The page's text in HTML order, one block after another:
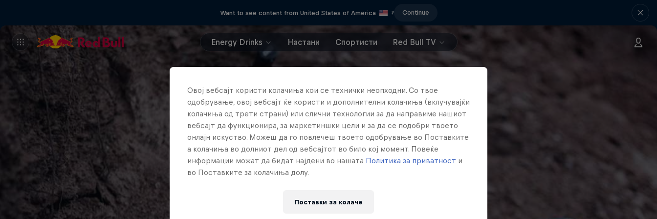
Want to see content from United States of America ? Continue
Energy Drinks Настани Спортисти Red Bull TV
Овој вебсајт користи колачиња кои се технички неопходни. Со твое
одобрување, овој вебсајт ќе користи и дополнителни колачиња (вклучувајќи
колачиња од трети страни) или слични технологии за да направиме нашиот
вебсајт да функционира, за маркетиншки цели и за да се подобри твоето
онлајн искуство. Можеш да го повлечеш твоето одобрување во Поставките
а колачиња во долниот дел од вебсајтот во било кој момент. Повеќе
информации можат да бидат најдени во нашата Политика за приватност и
во Поставките за колачиња долу.
Поставки за колачe